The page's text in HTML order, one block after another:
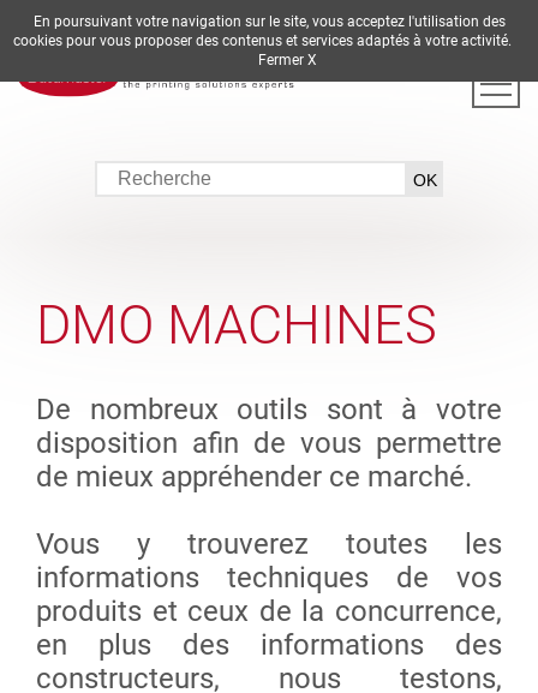
DE EN ES FR IT
DMO MACHINES
De nombreux outils sont à votre
disposition afin de vous permettre
de mieux appréhender ce marché.
Vous y trouverez toutes les
informations techniques de vos
produits et ceux de la concurrence,
en plus des informations des
constructeurs, nous testons,
En poursuivant votre navigation sur le site, vous acceptez l'utilisation des
cookies pour vous proposer des contenus et services adaptés à votre activité.
Fermer X